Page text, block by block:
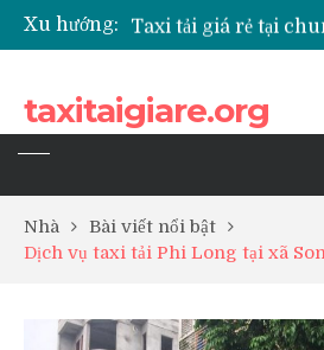
Xu hướng:
taxitaigiare.org
Nhà
Bài viết nổi bật
Dịch vụ taxi tải Phi Long tại xã